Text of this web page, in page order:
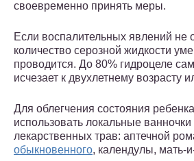
своевременно принять меры.
Если воспалительных явлений не
количество серозной жидкости
проводится. До 80% гидроцеле
исчезает к двухлетнему возрасту
Для облегчения состояния
использовать локальные ванночки
лекарственных трав: аптечной
обыкновенного, календулы, мать-